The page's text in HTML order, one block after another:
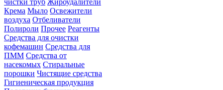
чистки труб Жироудалители
Крема Мыло Освежители
воздуха Отбеливатели
Полироли Прочее Реагенты
Средства для очистки
кофемашин Средства для
ПММ Средства от
насекомых Стиральные
порошки Чистящие средства
Гигиеническая продукция